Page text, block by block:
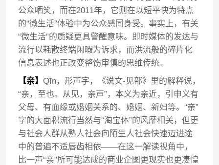
公众哂笑，而在2011年，它则在以短平快为特点
的“微生活”体验中为公众感同身受。事实上，有关
“微生活”的质疑更具警醒意味。即时媒体的发达与
流行以耗散终端闲暇为诉求，而洪流般的碎片化
信息表述也正改变整饬审慎的思维传统。
【亲】Qīn，形声字，《说文-见部》里的解释说，
“亲，至也。从见，亲声”，本义为亲近，引申义有
父母、有血缘或婚姻关系的、婚姻、新妇等。“亲”
字的大面积流行当然与“淘宝体”的风靡相关，但更
与社会人群从熟人社会向陌生人社会快速迈进途
中的普遍不适唇齿相依——在这一解读视角中，
比一声“亲”所可能达成的商业企图更现实也更凄惶